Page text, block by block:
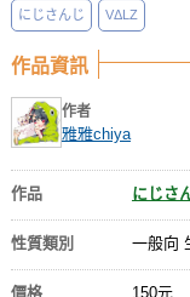
にじさんじ VΔLZ
作品資訊
作者
雅雅chiya
作品 にじさ
性質類別 一般向
價格 150元